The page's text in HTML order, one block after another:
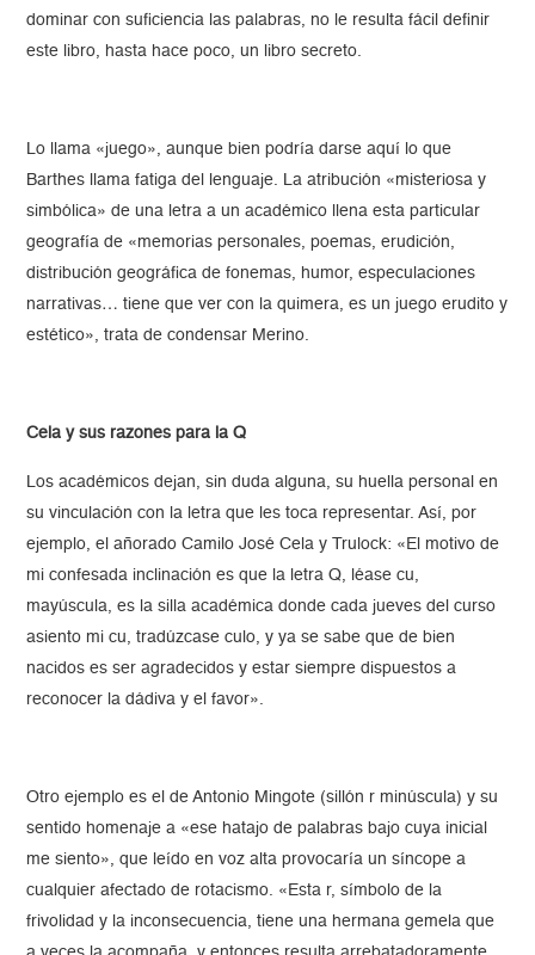
dominar con suficiencia las palabras, no le resulta fácil definir
este libro, hasta hace poco, un libro secreto.
Lo llama «juego», aunque bien podría darse aquí lo que
Barthes llama fatiga del lenguaje. La atribución «misteriosa y
simbólica» de una letra a un académico llena esta particular
geografía de «memorias personales, poemas, erudición,
distribución geográfica de fonemas, humor, especulaciones
narrativas… tiene que ver con la quimera, es un juego erudito y
estético», trata de condensar Merino.
Cela y sus razones para la Q
Los académicos dejan, sin duda alguna, su huella personal en
su vinculación con la letra que les toca representar. Así, por
ejemplo, el añorado Camilo José Cela y Trulock: «El motivo de
mi confesada inclinación es que la letra Q, léase cu,
mayúscula, es la silla académica donde cada jueves del curso
asiento mi cu, tradúzcase culo, y ya se sabe que de bien
nacidos es ser agradecidos y estar siempre dispuestos a
reconocer la dádiva y el favor».
Otro ejemplo es el de Antonio Mingote (sillón r minúscula) y su
sentido homenaje a «ese hatajo de palabras bajo cuya inicial
me siento», que leído en voz alta provocaría un síncope a
cualquier afectado de rotacismo. «Esta r, símbolo de la
frivolidad y la inconsecuencia, tiene una hermana gemela que